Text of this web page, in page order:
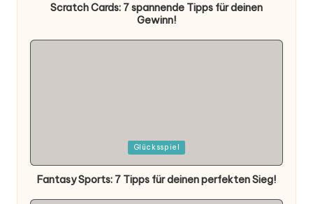
Scratch Cards: 7 spannende Tipps für deinen
Gewinn!
Glücksspiel
Fantasy Sports: 7 Tipps für deinen perfekten Sieg!